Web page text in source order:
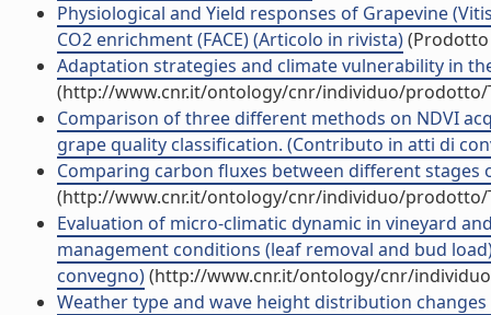
Physiological and Yield responses of Grapevine
CO2 enrichment (FACE) (Articolo in rivista)
Adaptation strategies and climate vulnerability in
(http://www.cnr.it/ontology/cnr/individuo/prodotto/
Comparison of three different methods on NDVI
grape quality classification. (Contributo in atti di
Comparing carbon fluxes between different
(http://www.cnr.it/ontology/cnr/individuo/prodotto/
Evaluation of micro-climatic dynamic in vineyard
management conditions (leaf removal and bud
convegno)(http://www.cnr.it/ontology/cnr/
Weather type and wave height distribution